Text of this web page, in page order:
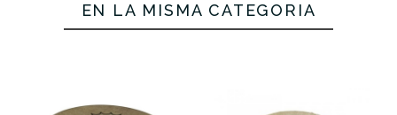
EN LA MISMA CATEGORÍA